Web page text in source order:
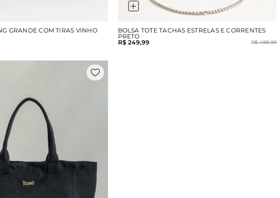
GRANDE COM TIRAS VINHO
BOLSA TOTE TACHAS ESTRELAS E CORRENTES
PRETO
R$ 249,99
R$ 499,99